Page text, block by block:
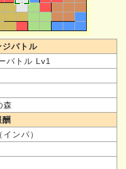
ジバトル
バトル Lv1
森
酬
ンパ）